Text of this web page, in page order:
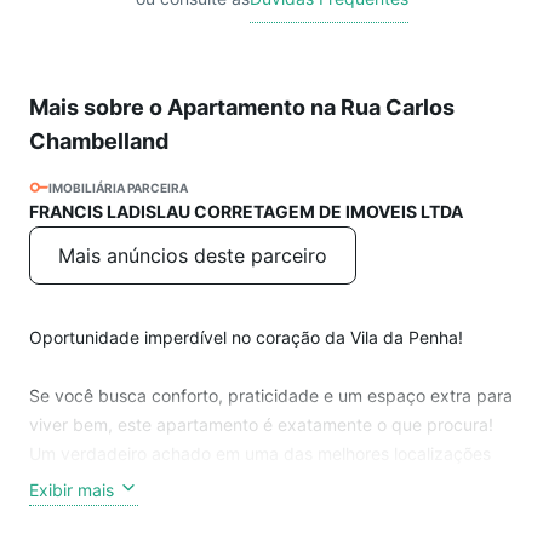
Mais sobre o Apartamento na Rua Carlos
Chambelland
IMOBILIÁRIA PARCEIRA
FRANCIS LADISLAU CORRETAGEM DE IMOVEIS LTDA
Mais anúncios deste parceiro
Oportunidade imperdível no coração da Vila da Penha!
Se você busca conforto, praticidade e um espaço extra para
viver bem, este apartamento é exatamente o que procura!
do bairro.
Exibir mais